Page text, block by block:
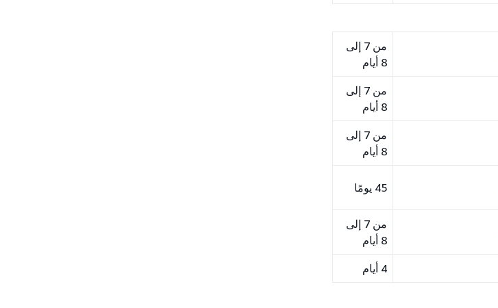
من 7 إلى
8 أيام
من 7 إلى
8 أيام
من 7 إلى
8 أيام
45 يومًا
من 7 إلى
8 أيام
4 أيام